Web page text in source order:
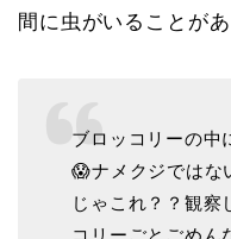
間に虫がいることがあ
ブロッコリーの中
😱ナメクジではな
じゃこれ？？観察
コリーごとごめん